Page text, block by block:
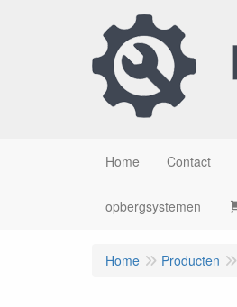
Home Contact
opbergsystemen
Home Producten